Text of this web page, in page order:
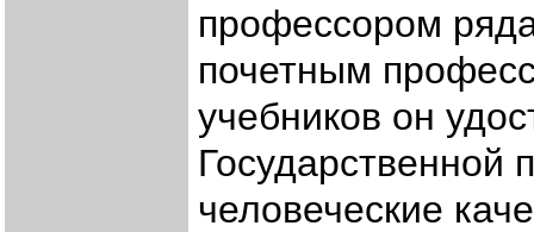
профессором
почетным
учебников он
человеческие